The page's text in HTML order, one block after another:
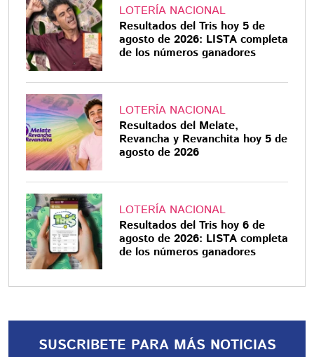
LOTERÍA NACIONAL
Resultados del Tris hoy 5 de
agosto de 2026: LISTA completa
de los números ganadores
LOTERÍA NACIONAL
Resultados del Melate,
Revancha y Revanchita hoy 5 de
agosto de 2026
LOTERÍA NACIONAL
Resultados del Tris hoy 6 de
agosto de 2026: LISTA completa
de los números ganadores
SUSCRIBETE PARA MÁS NOTICIAS